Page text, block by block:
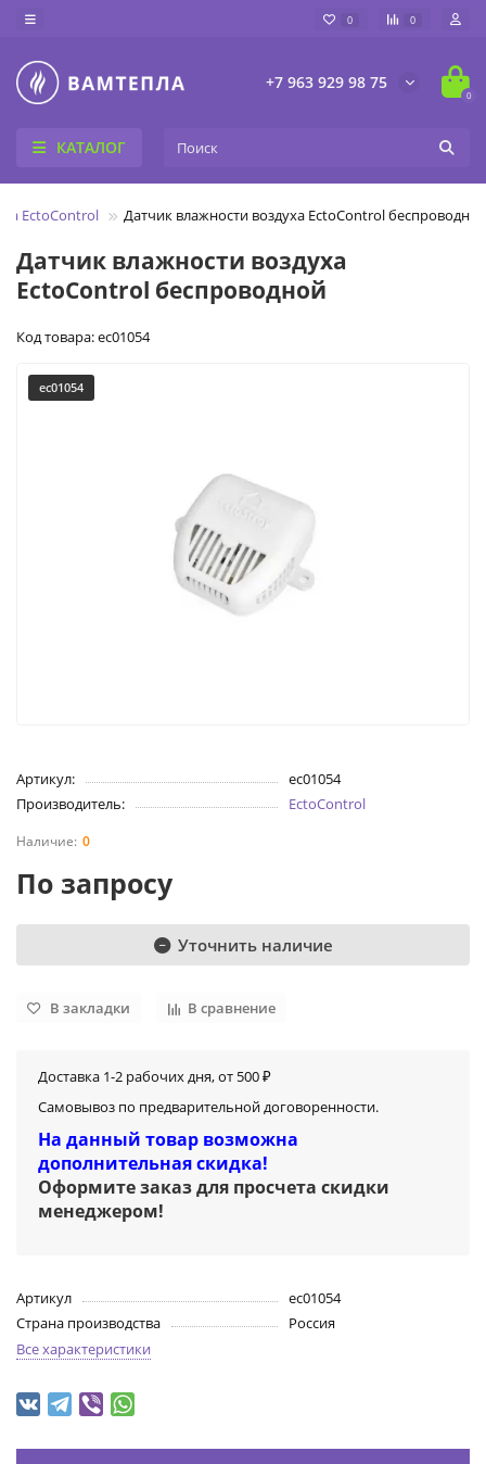
0 0
+7 963 929 98 75
0
КАТАЛОГ
EctoControl Датчик влажности воздуха EctoControl беспроводной
Датчик влажности воздуха
EctoControl беспроводной
Код товара: ec01054
ec01054
Артикул:
ec01054
Производитель:
EctoControl
0
По запросу
Уточнить наличие
В закладки В сравнение
Доставка 1-2 рабочих дня, от 500 ₽
Самовывоз по предварительной договоренности.
На данный товар возможна
дополнительная скидка!
Оформите заказ для просчета скидки
менеджером!
Артикул
ec01054
Страна производства
Россия
Все характеристики